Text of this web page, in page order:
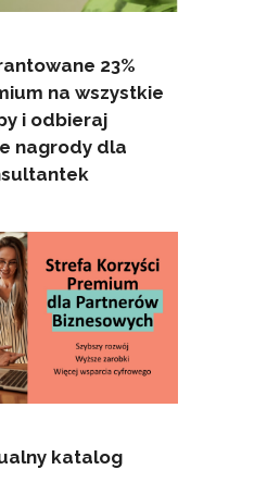
23%
na wszystkie
i odbieraj
nagrody dla
katalog